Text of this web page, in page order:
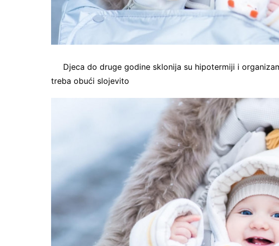
Djeca do druge godine sklonija su hipotermiji i
treba obući slojevito